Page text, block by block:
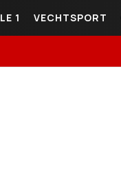
1 VECHTSPORT